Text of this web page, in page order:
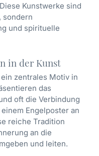
Kunstwerke sind
sondern
und spirituelle
in der Kunst
zentrales Motiv in
das
oft die Verbindung
Engelposter an
reiche Tradition
an die
und leiten.